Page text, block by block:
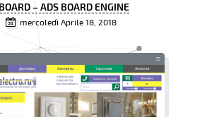
– ADS BOARD ENGINE
mercoledì Aprile 18, 2018